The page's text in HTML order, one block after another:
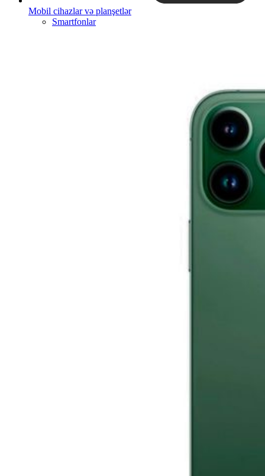
Mobil cihazlar və planşetlər
Smartfonlar